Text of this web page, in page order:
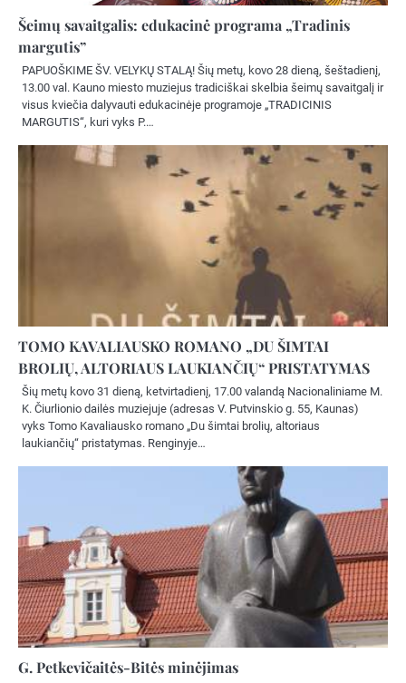
Šeimų savaitgalis: edukacinė programa „Tradinis
margutis”
PAPUOŠKIME ŠV. VELYKŲ STALĄ! Šių metų, kovo 28 dieną, šeštadienį,
13.00 val. Kauno miesto muziejus tradiciškai skelbia šeimų savaitgalį ir
visus kviečia dalyvauti edukacinėje programoje „TRADICINIS
MARGUTIS“, kuri vyks P.…
TOMO KAVALIAUSKO ROMANO „DU ŠIMTAI
BROLIŲ, ALTORIAUS LAUKIANČIŲ“ PRISTATYMAS
Šių metų kovo 31 dieną, ketvirtadienį, 17.00 valandą Nacionaliniame M.
K. Čiurlionio dailės muziejuje (adresas V. Putvinskio g. 55, Kaunas)
vyks Tomo Kavaliausko romano „Du šimtai brolių, altoriaus
laukiančių“ pristatymas. Renginyje…
G. Petkevičaitės-Bitės minėjimas